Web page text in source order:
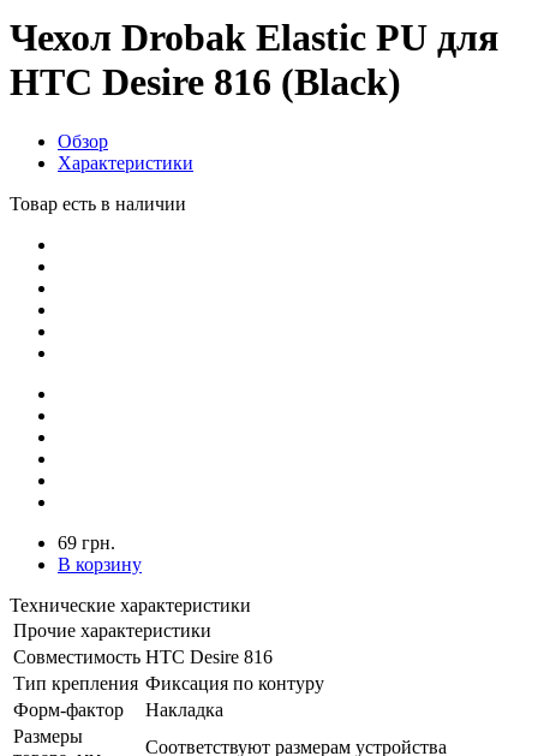
Чехол Drobak Elastic PU для
HTC Desire 816 (Black)
Обзор
Характеристики
Товар есть в наличии
69 грн.
В корзину
Технические характеристики
Прочие характеристики
Совместимость HTC Desire 816
Тип крепления Фиксация по контуру
Форм-фактор
Накладка
Размеры
Соответствуют размерам устройства